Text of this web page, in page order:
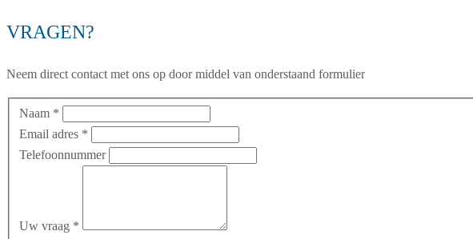
VRAGEN?
Neem direct contact met ons op door middel van onderstaand formulier
Naam *
Email adres *
Telefoonnummer
Uw vraag *